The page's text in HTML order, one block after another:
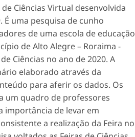
Ciências Virtual desenvolvida
É uma pesquisa de cunho
de uma escola de educação
de Alto Alegre – Roraima -
Ciências no ano de 2020. A
elaborado através da
para aferir os dados. Os
um quadro de professores
importância de levar em
a realização da Feira no